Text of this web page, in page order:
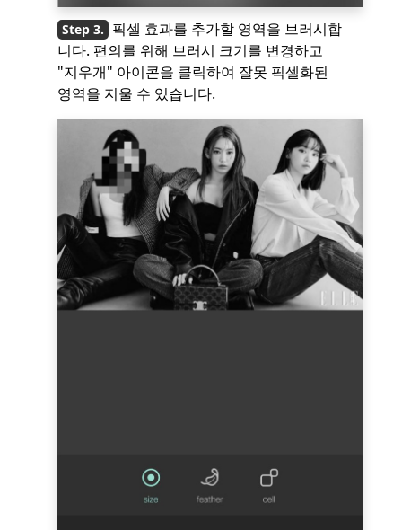
픽셀 효과를 추가할 영역을 브러시합
니다. 편의를 위해 브러시 크기를 변경하고
"지우개" 아이콘을 클릭하여 잘못 픽셀화된
영역을 지울 수 있습니다.